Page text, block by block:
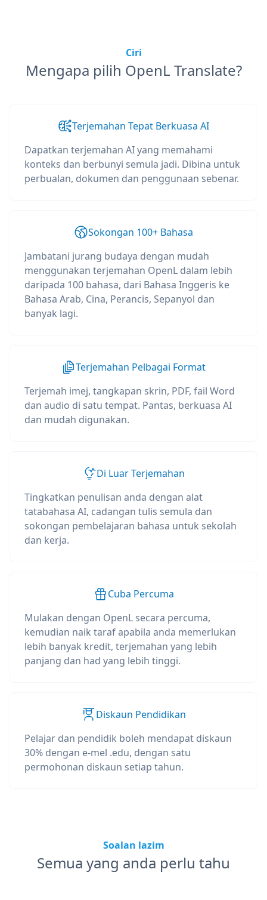
Ciri
Mengapa pilih OpenL Translate?
Terjemahan Tepat Berkuasa AI
Dapatkan terjemahan AI yang memahami
konteks dan berbunyi semula jadi. Dibina untuk
perbualan, dokumen dan penggunaan sebenar.
Sokongan 100+ Bahasa
Jambatani jurang budaya dengan mudah
menggunakan terjemahan OpenL dalam lebih
daripada 100 bahasa, dari Bahasa Inggeris ke
Bahasa Arab, Cina, Perancis, Sepanyol dan
banyak lagi.
Terjemahan Pelbagai Format
Terjemah imej, tangkapan skrin, PDF, fail Word
dan audio di satu tempat. Pantas, berkuasa AI
dan mudah digunakan.
Di Luar Terjemahan
Tingkatkan penulisan anda dengan alat
tatabahasa AI, cadangan tulis semula dan
sokongan pembelajaran bahasa untuk sekolah
dan kerja.
Cuba Percuma
Mulakan dengan OpenL secara percuma,
kemudian naik taraf apabila anda memerlukan
lebih banyak kredit, terjemahan yang lebih
panjang dan had yang lebih tinggi.
Diskaun Pendidikan
Pelajar dan pendidik boleh mendapat diskaun
30% dengan e-mel .edu, dengan satu
permohonan diskaun setiap tahun.
Soalan lazim
Semua yang anda perlu tahu